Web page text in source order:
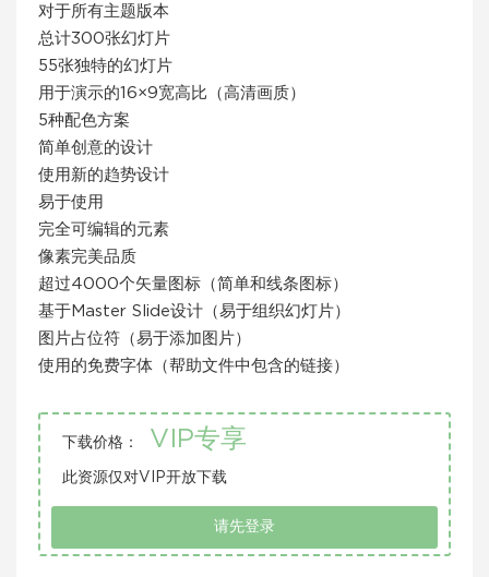
对于所有主题版本
总计300张幻灯片
55张独特的幻灯片
用于演示的16×9宽高比（高清画质）
5种配色方案
简单创意的设计
使用新的趋势设计
易于使用
完全可编辑的元素
像素完美品质
超过4000个矢量图标（简单和线条图标）
基于Master Slide设计（易于组织幻灯片）
图片占位符（易于添加图片）
使用的免费字体（帮助文件中包含的链接）
下载价格： VIP专享
此资源仅对VIP开放下载
请先登录